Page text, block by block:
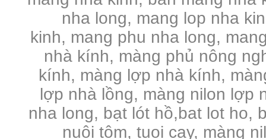
nha long, mang lop nha
kinh, mang phu nha long,
nhà kính, màng phủ nông
kính, màng lợp nhà kính,
lợp nhà lồng, màng nilon lợp
nha long, bạt lót hồ,bat lot ho,
nuôi tôm, tuoi cay, màng